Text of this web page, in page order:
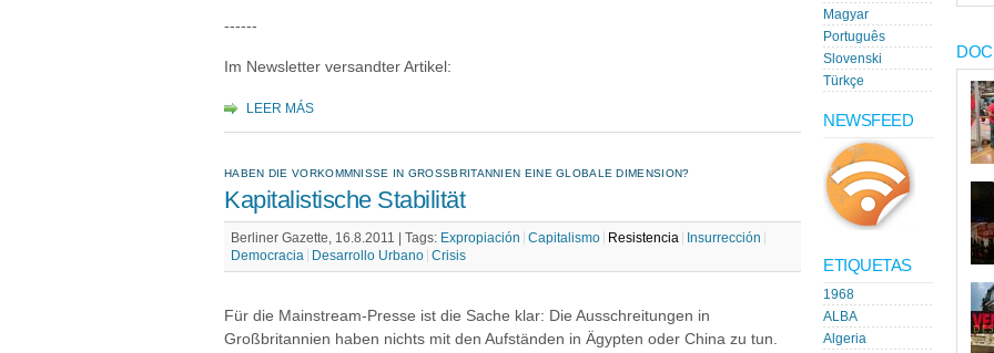
------
Im Newsletter versandter Artikel:
LEER MÁS
HABEN DIE VORKOMMNISSE IN GROSSBRITANNIEN EINE GLOBALE DIMENSION?
Kapitalistische Stabilität
Berliner Gazette, 16.8.2011 | Tags: Expropiación Capitalismo Resistencia
Insurrección
Democracia
Desarrollo Urbano Crisis
Für die Mainstream-Presse ist die Sache klar: Die Ausschreitungen in
Großbritannien haben nichts mit den Aufständen in Ägypten oder China zu tun.
Magyar
Português
Slovenski
Türkçe
NEWSFEED
ETIQUETAS
1968
ALBA
Algeria